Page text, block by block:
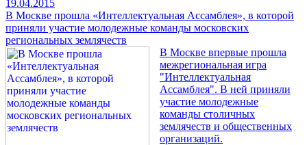
19.04.2015
В Москве прошла «Интеллектуальная Ассамблея», в которой
приняли участие молодежные команды московских
региональных землячеств
В Москве впервые прошла
межрегиональная игра
"Интеллектуальная
Ассамблея". В ней приняли
участие молодежные
команды столичных
землячеств и общественных
организаций.